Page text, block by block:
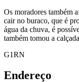
Os moradores também
cair no buraco, que é
água da chuva, é
também tomou a
G1RN
Endereço